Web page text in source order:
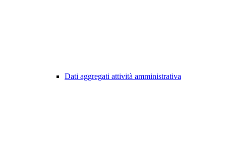
Dati aggregati attività amministrativa